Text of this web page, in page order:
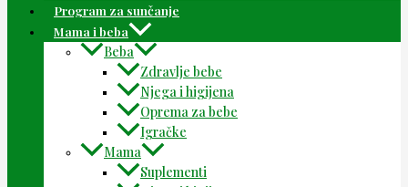
Program za sunčanje
Mama i beba
Beba
Zdravlje bebe
Njega i higijena
Oprema za bebe
Igračke
Mama
Suplementi